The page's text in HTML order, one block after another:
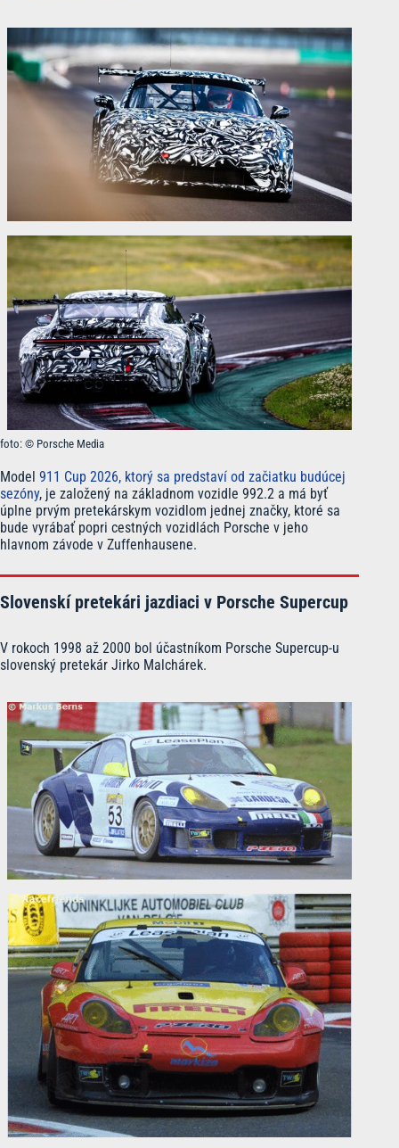
foto: © Porsche Media
Model 911 Cup 2026, ktorý sa predstaví od začiatku budúcej
sezóny, je založený na základnom vozidle 992.2 a má byť
úplne prvým pretekárskym vozidlom jednej značky, ktoré sa
bude vyrábať popri cestných vozidlách Porsche v jeho
hlavnom závode v Zuffenhausene.
Slovenskí pretekári jazdiaci v Porsche Supercup
V rokoch 1998 až 2000 bol účastníkom Porsche Supercup-u
slovenský pretekár Jirko Malchárek.